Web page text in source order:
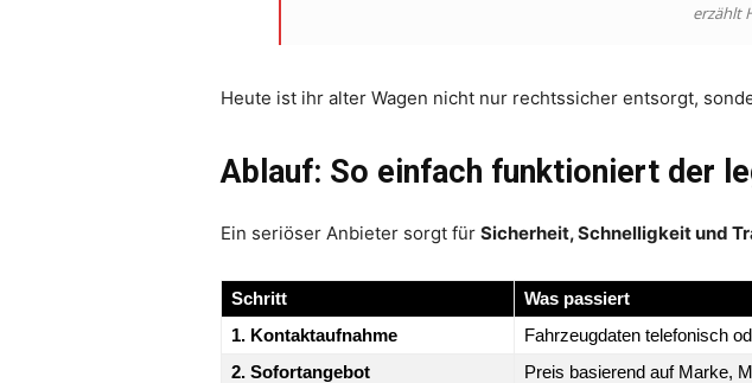
erzählt
Heute ist ihr alter Wagen nicht nur rechtssicher entsorgt,
Ablauf: So einfach funktioniert der
Ein seriöser Anbieter sorgt für Sicherheit, Schnelligkeit und
Schritt Was passiert
1. Kontaktaufnahme
Fahrzeugdaten telefonisch
2. Sofortangebot
Preis basierend auf Marke,